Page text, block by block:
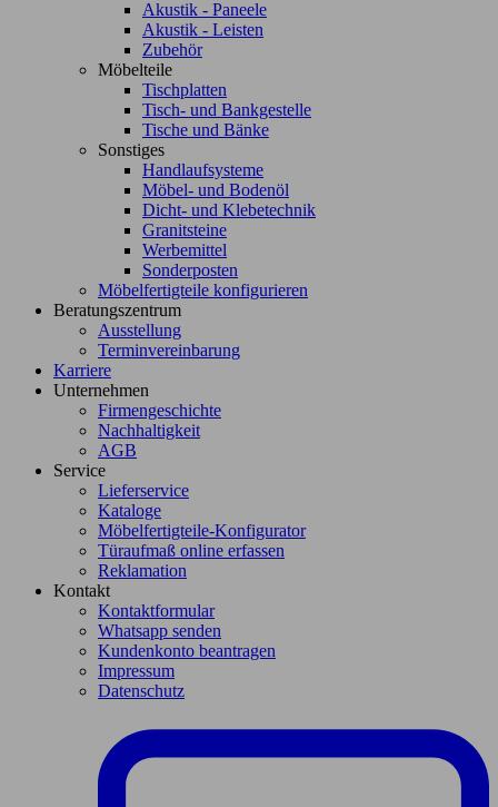
Akustik - Paneele
Akustik - Leisten
Zubehör
Möbelteile
Tischplatten
Tisch- und Bankgestelle
Tische und Bänke
Sonstiges
Handlaufsysteme
Möbel- und Bodenöl
Dicht- und Klebetechnik
Granitsteine
Werbemittel
Sonderposten
Möbelfertigteile konfigurieren
Beratungszentrum
Ausstellung
Terminvereinbarung
Karriere
Unternehmen
Firmengeschichte
Nachhaltigkeit
AGB
Service
Lieferservice
Kataloge
Möbelfertigteile-Konfigurator
Türaufmaß online erfassen
Reklamation
Kontakt
Kontaktformular
Whatsapp senden
Kundenkonto beantragen
Impressum
Datenschutz